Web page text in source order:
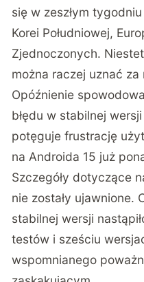
się w zeszłym
Korei Południowej,
Zjednoczonych.
można raczej uznać
Opóźnienie
błędu w stabilnej
potęguje frustrację
na Androida 15 już
Szczegóły dotyczące
nie zostały ujawnione.
stabilnej wersji
testów i sześciu
wspomnianego